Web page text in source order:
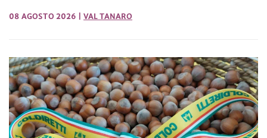
08 AGOSTO 2026 VAL TANARO